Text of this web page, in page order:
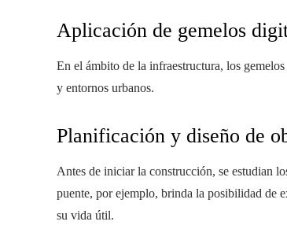
Aplicación de gemelos
En el ámbito de la infraestructura, los
y entornos urbanos.
Planificación y diseño de
Antes de iniciar la construcción, se estudian
puente, por ejemplo, brinda la posibilidad de
su vida útil.